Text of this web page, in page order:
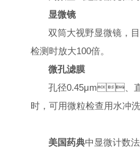
显微镜
双筒大视野显微镜
检测时放大100倍。
微孔滤膜
孔径0.45μm、
时，可用微粒检查用水冲
美国药典中显微计数法